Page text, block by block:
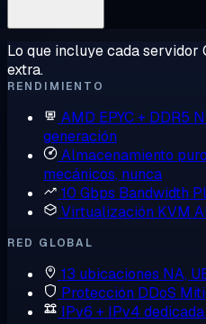
Lo que incluye cada servidor
extra.
RENDIMIENTO
AMD EPYC + DDR5
generación
Almacenamiento
mecánicos, nunca
10 Gbps Bandwidth
Virtualización KVM
RED GLOBAL
13 ubicaciones NA,
Protección DDoS
IPv6 + IPv4 dedicada